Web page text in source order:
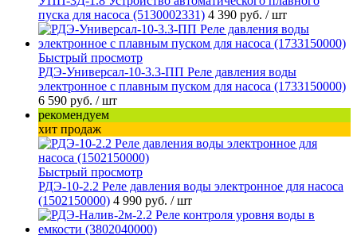
пуска для насоса (5130002331) 4 390 руб. / шт
Быстрый просмотр
РДЭ-Универсал-10-3.3-ПП Реле давления воды
электронное с плавным пуском для насоса (1733150000)
6 590 руб. / шт
рекомендуем
хит продаж
Быстрый просмотр
РДЭ-10-2.2 Реле давления воды электронное для насоса
(1502150000) 4 990 руб. / шт